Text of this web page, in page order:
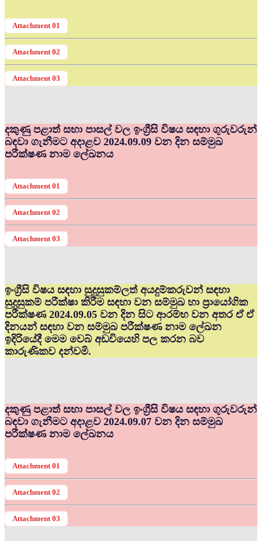
Attachment 01
Attachment 02
Attachment 03
දකුණු පළාත් සභා පාසල් වල ඉංග්‍රීසි විෂය සඳහා ගුරුවරුන්
බඳවා ගැනීමට අදාළව 2024.09.09 වන දින සම්මුඛ
පරීක්ෂණ නාම ලේඛනය
Attachment 01
Attachment 02
Attachment 03
ඉංග්‍රීසි විෂය සඳහා සුදුසුකම්ලත් අයදුම්කරුවන් සඳහා
සුදුසුකම් පරීක්ෂා කිරීම සඳහා වන සම්මුඛ හා ප්‍රායෝගික
පරීක්ෂණ 2024.09.05 වන දින සිට ආරම්භ වන අතර ඒ ඒ
දිනයන් සඳහා වන සම්මුඛ පරීක්ෂණ නාම ලේඛන
ඉදිරියේදී මෙම වෙබ් අඩවියෙහි පල කරන බව
කාරුණිකව දන්වමි.
දකුණු පළාත් සභා පාසල් වල ඉංග්‍රීසි විෂය සඳහා ගුරුවරුන්
බඳවා ගැනීමට අදාළව 2024.09.07 වන දින සම්මුඛ
පරීක්ෂණ නාම ලේඛනය
Attachment 01
Attachment 02
Attachment 03